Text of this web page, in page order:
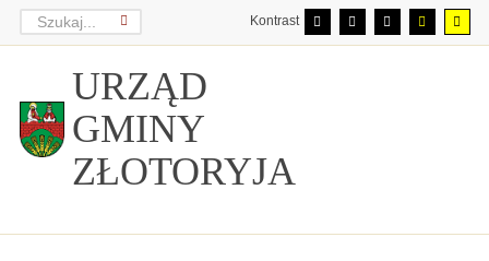
Kontrast
URZĄD
GMINY
ZŁOTORYJA